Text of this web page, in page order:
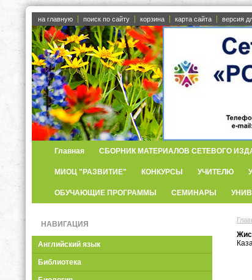
на главную поиск по сайту корзина карта сайта версия
Главная СБОРНИК МАТЕРИАЛОВ СЕТЕВОГО
МИОЦ "РАЗВИТИЕ" КОНКУРСЫ УЧИТЕЛЮ
ОБУЧАЮЩИЕ ПРОГРАММЫ СЕМИНАРЫ
НАВИГАЦИЯ
Английский язык
Библиотека